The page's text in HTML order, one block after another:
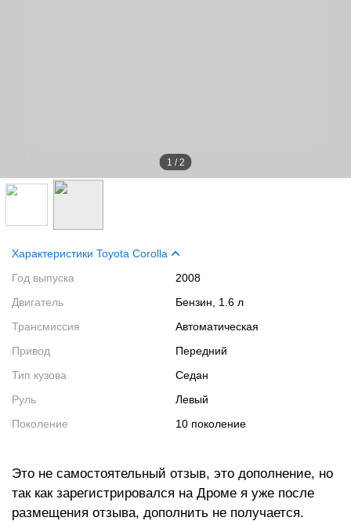
1 /2
Характеристики Toyota Corolla
Год выпуска
2008
Двигатель
Бензин, 1.6 л
Трансмиссия
Автоматическая
Привод
Передний
Тип кузова
Седан
Руль
Левый
Поколение
10 поколение
Это не самостоятельный отзыв, это дополнение, но
так как зарегистрировался на Дроме я уже после
размещения отзыва, дополнить не получается.